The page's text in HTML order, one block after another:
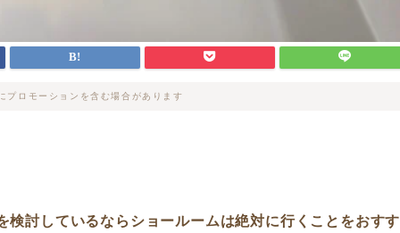
プロモーションを含む場合があります
検討しているならショールームは絶対に行くことをおすす